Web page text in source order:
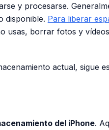
y procesarse.
disponible. Para liberar
usas, borrar fotos y
actual, sigue
del iPhone.